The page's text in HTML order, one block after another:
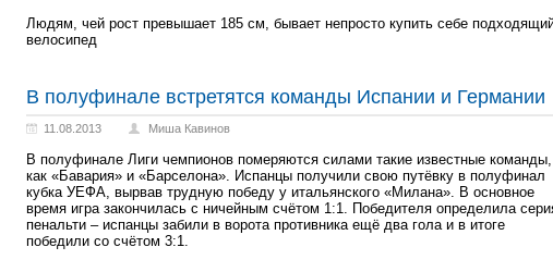
Людям, чей рост превышает 185 см, бывает непросто купить себе
велосипед
В полуфинале встретятся команды Испании и Германии
11.08.2013 Миша Кавинов
В полуфинале Лиги чемпионов померяются силами такие известные команды,
как «Бавария» и «Барселона». Испанцы получили свою путёвку в полуфинал
кубка УЕФА, вырвав трудную победу у итальянского «Милана». В основное
время игра закончилась с ничейным счётом 1:1. Победителя определила
пенальти – испанцы забили в ворота противника ещё два гола и в итоге
победили со счётом 3:1.